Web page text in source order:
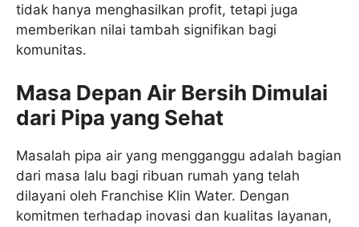
tidak hanya menghasilkan profit, tetapi juga
memberikan nilai tambah signifikan bagi
komunitas.
Masa Depan Air Bersih Dimulai
dari Pipa yang Sehat
Masalah pipa air yang mengganggu adalah bagian
dari masa lalu bagi ribuan rumah yang telah
dilayani oleh Franchise Klin Water. Dengan
komitmen terhadap inovasi dan kualitas layanan,